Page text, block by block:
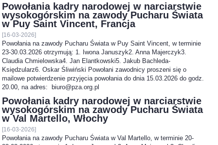
Powołania kadry narodowej w narciarstwie
wysokogórskim na zawody Pucharu Świata
w Puy Saint Vincent, Francja
[16-03-2026]
Powołania na zawody Pucharu Świata w Puy Saint Vincent, w terminie
23-30.03.2026 otrzymują: 1. Iwona Januszyk2. Anna Majerczyk3.
Claudia Chmielowska4. Jan Elantkowski5. Jakub Bachleda-
Księdzularz6. Oskar Śliwiński Powołani zawodnicy proszeni się o
mailowe potwierdzenie przyjęcia powołania do dnia 15.03.2026 do godz.
20.00, na adres: biuro@pza.org.pl
Powołania kadry narodowej w narciarstwie
wysokogórskim na zawody Pucharu Świata
w Val Martello, Włochy
[16-03-2026]
Powołania na zawody Pucharu Świata w Val Martello, w terminie 20-